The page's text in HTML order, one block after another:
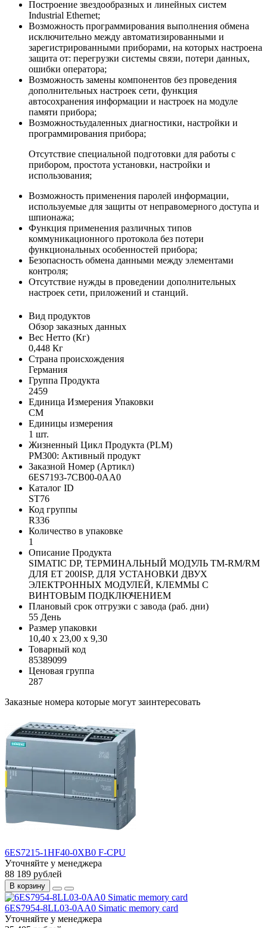
Построение звездообразных и линейных систем
Industrial Ethernet;
Возможность программирования выполнения обмена
исключительно между автоматизированными и
зарегистрированными приборами, на которых настроена
защита от: перегрузки системы связи, потери данных,
ошибки оператора;
Возможность замены компонентов без проведения
дополнительных настроек сети, функция
автосохранения информации и настроек на модуле
памяти прибора;
Возможностьудаленных диагностики, настройки и
программирования прибора;
Отсутствие специальной подготовки для работы с
прибором, простота установки, настройки и
использования;
Возможность применения паролей информации,
используемые для защиты от неправомерного доступа и
шпионажа;
Функция применения различных типов
коммуникационного протокола без потери
функциональных особенностей прибора;
Безопасность обмена данными между элементами
контроля;
Отсутствие нужды в проведении дополнительных
настроек сети, приложений и станций.
Вид продуктов
Обзор заказных данных
Вес Нетто (Кг)
0,448 Кг
Страна происхождения
Германия
Группа Продукта
2459
Единица Измерения Упаковки
CM
Единицы измерения
1 шт.
Жизненный Цикл Продукта (PLM)
PM300: Активный продукт
Заказной Номер (Артикл)
6ES7193-7CB00-0AA0
Каталог ID
ST76
Код группы
R336
Количество в упаковке
1
Описание Продукта
SIMATIC DP, ТЕРМИНАЛЬНЫЙ МОДУЛЬ TM-RM/RM
ДЛЯ ET 200ISP, ДЛЯ УСТАНОВКИ ДВУХ
ЭЛЕКТРОННЫХ МОДУЛЕЙ, КЛЕММЫ С
ВИНТОВЫМ ПОДКЛЮЧЕНИЕМ
Плановый срок отгрузки с завода (раб. дни)
55 День
Размер упаковки
10,40 x 23,00 x 9,30
Товарный код
85389099
Ценовая группа
287
Заказные номера которые могут заинтересовать
6ES7215-1HF40-0XB0 F-CPU
Уточняйте у менеджера
88 189 рублей
В корзину
6ES7954-8LL03-0AA0 Simatic memory card
Уточняйте у менеджера